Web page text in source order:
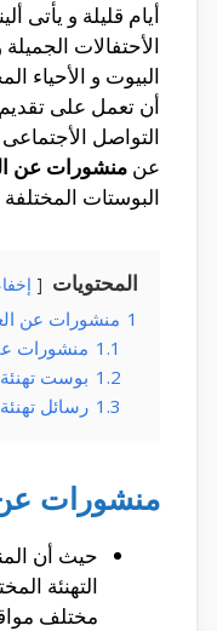
أيام قليلة و يأتى
الأحتفالات
البيوت و الأحياء
أن تعمل على تقديم
التواصل
عن منشورات عن
البوستات المختلفة
المحتويات
1 منشورات عن
1.1 منشورات
1.2 بوست
1.3 رسائل
منشورات
حيث أن
التهنئة
مختلف